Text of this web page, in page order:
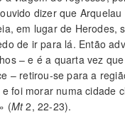
dizer que
em lugar de Herodes,
de ir para lá. Então
– e é a quarta vez que
– retirou-se para a
foi morar numa cidade
(Mt2, 22-23).